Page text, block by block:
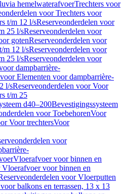
hemelwaterafvoerTrechters voor
voor Trechters voor
t/m 12 l/sReserveonderdelen voor
25 l/sReserveonderdelen voor
gotenReserveonderdelen voor
m 12 l/sReserveonderdelen voor
25 l/sReserveonderdelen voor
dampbarrière-
Elementen voor dampbarrière-
l/sReserveonderdelen voor Voor
t/m 25
d40–200Bevestigingssysteem
voor ToebehorenVoor
Voor trechtersVoor
voor
Vloerafvoer voor binnen en
Vloerafvoer voor binnen en
voor Vloerputten
balkons en terrassen, 13 x 13